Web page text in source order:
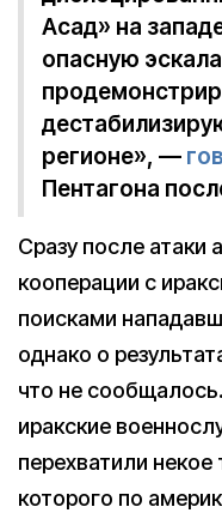
Асад» на
опасную
регионе», —
Пентагона
Сразу после атаки
кооперации с
поисками
однако о
что не
иракские
перехватили
которого по